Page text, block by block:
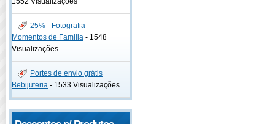
25% - Fotografia -
Momentos de Familia - 1548
Visualizações
Portes de envio grátis
Bebijuteria - 1533 Visualizações